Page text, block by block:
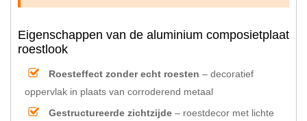
Eigenschappen van de aluminium composietplaat
roestlook
Roesteffect zonder echt roesten – decoratief
oppervlak in plaats van corroderend metaal
Gestructureerde zichtzijde – roestdecor met lichte